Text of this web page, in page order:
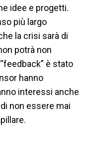
idee e progetti.
più largo
la crisi sarà di
potrà non
è stato
hanno
interessi anche
non essere mai